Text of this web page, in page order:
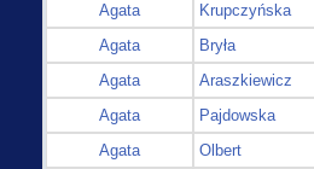
Agata
Krupczyńska
Agata
Bryła
Agata
Araszkiewicz
Agata
Pajdowska
Agata
Olbert